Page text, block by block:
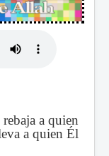
a quien
a quien Él